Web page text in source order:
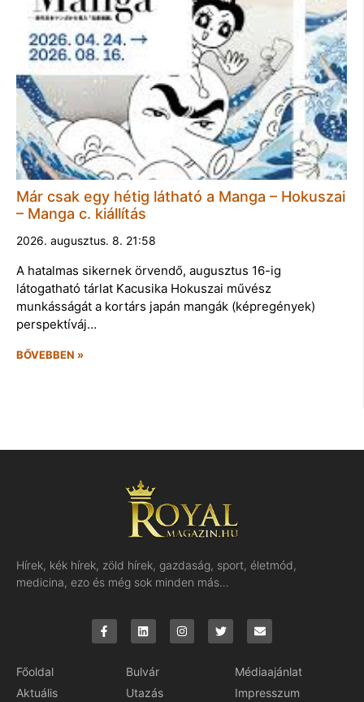
Már csak egy hétig látható a Manga – Hokuszai
– Manga c. kiállítás
2026. augusztus. 8. 21:58
A hatalmas sikernek örvendő, augusztus 16-ig
látogatható tárlat Kacusika Hokuszai művész
munkásságát a kortárs japán mangák (képregények)
perspektíváj…
BŐVEBBEN »
Hírek, kék hírek, zöld hírek, gazdaság, sport, életmód,
medicina, ezo és még sok minden más…
Főoldal
Aktuális
Bulvár
Utazás
Médiaajánlat
Impresszum